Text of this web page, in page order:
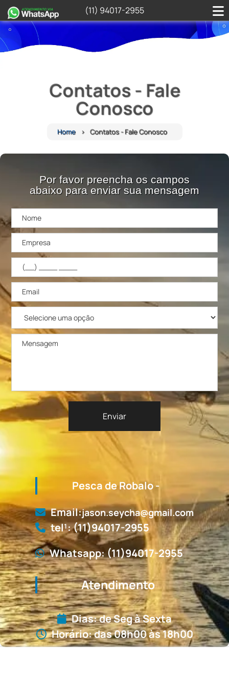
(11) 94017-2955
Contatos - Fale
Conosco
Home Contatos - Fale Conosco
Por favor preencha os campos
abaixo para enviar sua mensagem
Pesca de Robalo -
Email:jason.seycha@gmail.com
tel¹: (11)94017-2955
Whatsapp: (11)94017-2955
Atendimento
Dias: de Seg à Sexta
Horário: das 08h00 às 18h00